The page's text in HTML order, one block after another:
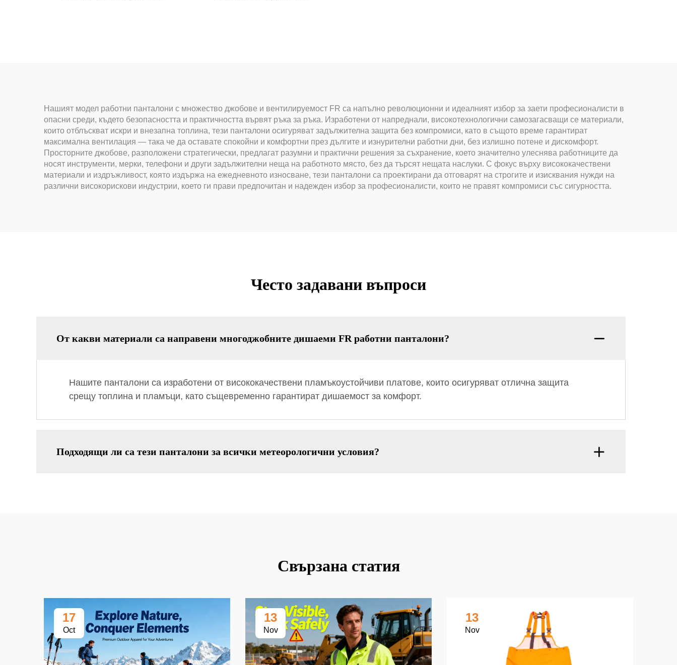
Нашият модел работни панталони с множество джобове и вентилируемост FR са напълно революционни и идеалният избор за заети професионалисти в
опасни среди, където безопасността и практичността вървят ръка за ръка. Изработени от напреднали, високотехнологични самозагасващи се материали,
които отблъскват искри и внезапна топлина, тези панталони осигуряват задължителна защита без компромиси, като в същото време гарантират
максимална вентилация — така че да оставате спокойни и комфортни през дългите и изнурителни работни дни, без излишно потене и дискомфорт.
Просторните джобове, разположени стратегически, предлагат разумни и практични решения за съхранение, което значително улеснява работниците да
носят инструменти, мерки, телефони и други задължителни неща на работното място, без да търсят нещата наслуки. С фокус върху висококачествени
материали и издръжливост, която издържа на ежедневното износване, тези панталони са проектирани да отговарят на строгите и изисквания нужди на
различни високорискови индустрии, което ги прави предпочитан и надежден избор за професионалисти, които не правят компромиси със сигурността.
Често задавани въпроси
От какви материали са направени многоджобните дишаеми FR работни панталони?
Нашите панталони са изработени от висококачествени пламъкоустойчиви платове, които осигуряват отлична защита
срещу топлина и пламъци, като същевременно гарантират дишаемост за комфорт.
Подходящи ли са тези панталони за всички метеорологични условия?
Свързана статия
17
Oct
13
Nov
13
Nov